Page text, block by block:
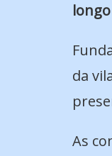
da
As